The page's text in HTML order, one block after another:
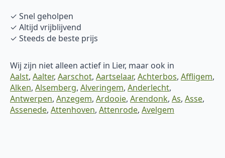
✓ Snel geholpen
✓ Altijd vrijblijvend
✓ Steeds de beste prijs
Wij zijn niet alleen actief in Lier, maar ook in
Aalst, Aalter, Aarschot, Aartselaar, Achterbos, Affligem,
Alken, Alsemberg, Alveringem, Anderlecht,
Antwerpen, Anzegem, Ardooie, Arendonk, As, Asse,
Assenede, Attenhoven, Attenrode, Avelgem